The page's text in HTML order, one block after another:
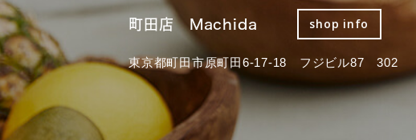
町田店 Machida shop info
東京都町田市原町田6-17-18 フジビル87 302